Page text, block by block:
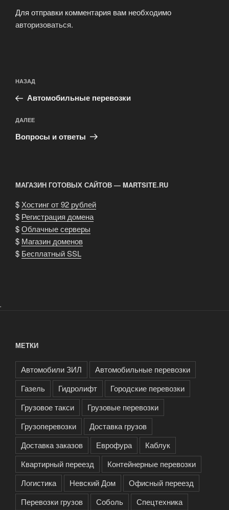
Для отправки комментария вам необходимо
авторизоваться.
по
записям
Предыдущая
запись:
НАЗАД
Автомобильные перевозки
Следующая
запись
ДАЛЕЕ
Вопросы и ответы
МАГАЗИН ГОТОВЫХ САЙТОВ — MARTSITE.RU
$Хостинг от 92 рублей
$ Регистрация домена
$Облачные серверы
$ Магазин доменов
$ Бесплатный SSL
.
МЕТКИ
Автомобили ЗИЛ
Автомобильные перевозки
Газель
Гидролифт
Городские перевозки
Грузовое такси
Грузовые перевозки
Грузоперевозки
Доставка грузов
Доставка заказов
Еврофура
Каблук
Квартирный переезд
Контейнерные перевозки
Логистика
Невский Дом
Офисный переезд
Перевозки грузов
Соболь
Спецтехника